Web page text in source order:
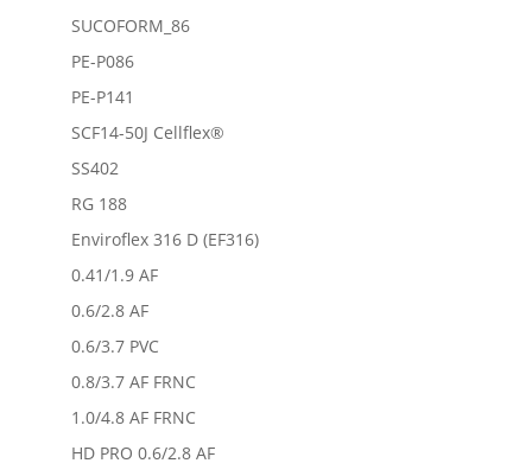
SUCOFORM_86
PE-P086
PE-P141
SCF14-50J Cellflex®
SS402
RG 188
Enviroflex 316 D (EF316)
0.41/1.9 AF
0.6/2.8 AF
0.6/3.7 PVC
0.8/3.7 AF FRNC
1.0/4.8 AF FRNC
HD PRO 0.6/2.8 AF